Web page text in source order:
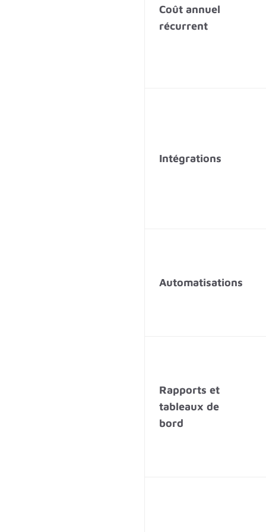
Coût annuel
récurrent
Intégrations
Automatisations
Rapports et
tableaux de
bord